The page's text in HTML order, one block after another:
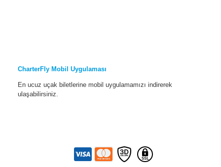
CharterFly Mobil Uygulaması
En ucuz uçak biletlerine mobil uygulamamızı indirerek
ulaşabilirsiniz.